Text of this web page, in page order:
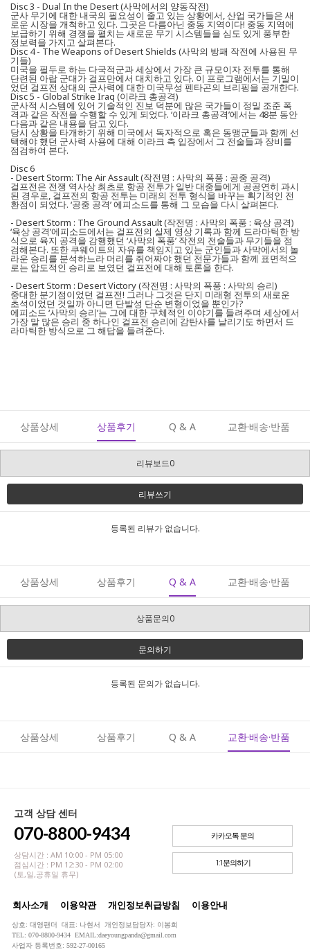
Disc 3 - Dual In the Desert (사막에서의 양동작전)
군사 무기에 대한 내국의 필요성이 줄고 있는 상황에서, 산업 국가들은 새
로운 시장을 개척하고 있다. 그곳은 다름아닌 중동 지역이다! 중동 지역에
보급하기 위해 경쟁을 펼치는 새로운 무기 시스템들을 심도 있게 풍부한
정보력을 가지고 살펴본다.
Disc 4 - The Weapons of Desert Shields (사막의 방패 작전에 사용된 무
기들)
미국을 필두로 하는 다국적군과 세상에서 가장 큰 규모이자 전투를 통해
단련된 아랍 군대가 걸프만에서 대치하고 있다. 이 프로그램에서는 기밀이
었던 걸프전 상대의 군사력에 대한 미국무성 펜타곤의 브리핑을 공개한다.
Disc 5 - Global Strike Iraq (이라크 총공격)
군사적 시스템에 있어 기술적인 진보 덕분에 많은 국가들이 정밀 조준 폭
격과 같은 작전을 수행할 수 있게 되었다. ‘이라크 총공격’에서는 48분 동안
다음과 같은 내용을 담고 있다.
당시 상황을 타개하기 위해 미국에서 독자적으로 혹은 동맹군들과 함께 선
택해야 했던 군사력 사용에 대해 이라크 측 입장에서 그 전술들과 장비를
점검하여 본다.
Disc 6
- Desert Storm: The Air Assault (작전명 : 사막의 폭풍 : 공중 공격)
걸프전은 전쟁 역사상 최초로 항공 전투가 일반 대중들에게 공공연히 과시
된 경우로, 걸프전의 항공 전투는 미래의 전투 형식을 바꾸는 획기적인 전
환점이 되었다. ‘공중 공격’ 에피소드를 통해 그 모습을 다시 살펴본다.
- Desert Storm : The Ground Assault (작전명 : 사막의 폭풍 : 육상 공격)
‘육상 공격’에피소드에서는 걸프전의 실제 영상 기록과 함께 드라마틱한 방
식으로 육지 공격을 감행했던 ‘사막의 폭풍’ 작전의 전술들과 무기들을 점
검해본다. 또한 쿠웨이트의 자유를 책임지고 있는 군인들과 사막에서의 놀
라운 승리를 분석하느라 머리를 쥐어짜야 했던 전문가들과 함께 표면적으
로는 압도적인 승리로 보였던 걸프전에 대해 토론을 한다.
- Desert Storm : Desert Victory (작전명 : 사막의 폭풍 : 사막의 승리)
중대한 분기점이었던 걸프전! 그러나 그것은 단지 미래형 전투의 새로운
초석이었던 것일까 아니면 단발성 단순 변형이었을 뿐인가?
에피소드 ‘사막의 승리’는 그에 대한 구체적인 이야기를 들려주며 세상에서
가장 말 많은 승리 중 하나인 걸프전 승리에 감탄사를 날리기도 하면서 드
라마틱한 방식으로 그 해답을 들려준다.
상품상세 상품후기 Q & A 교환·배송·반품
리뷰보드0
리뷰쓰기
등록된 리뷰가 없습니다.
상품상세 상품후기 Q & A 교환·배송·반품
상품문의0
문의하기
등록된 문의가 없습니다.
상품상세 상품후기 Q & A 교환·배송·반품
고객 상담 센터
070-8800-9434
상담시간 : AM 10:00 - PM 05:00
점심시간 : PM 12:30 - PM 02:00
(토,일,공휴일 휴무)
카카오톡 문의
1:1문의하기
회사소개 이용약관 개인정보취급방침 이용안내
상호: 대영팬더 대표: 나현서 개인정보담당자: 이봉희
TEL: 070-8800-9434 EMAIL:daeyoungpanda@gmail.com
사업자 등록번호: 592-27-00165